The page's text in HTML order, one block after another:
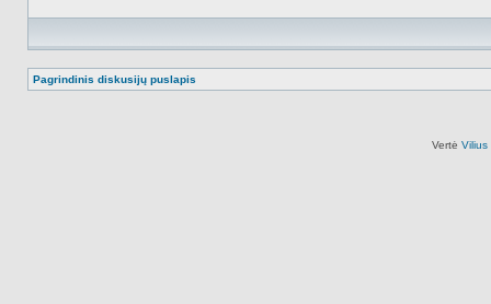
Pagrindinis diskusijų puslapis
Vertė Vilius